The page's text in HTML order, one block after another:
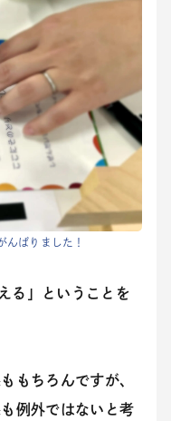
んばりました！
る」ということを
もちろんですが、
例外ではないと考